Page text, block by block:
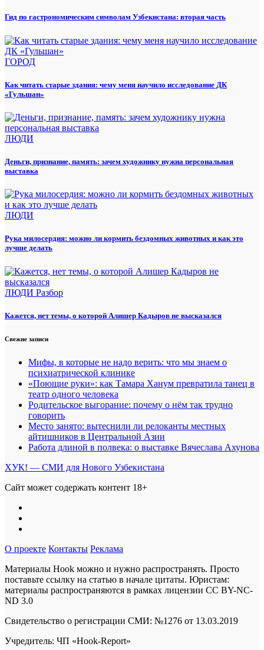
Гид по гастрономическим символам Узбекистана: вторая часть
ГОРОД
Как читать старые здания: чему меня научило исследование ДК
«Гульшан»
ЛЮДИ
Деньги, признание, память: зачем художнику нужна персональная
выставка
ЛЮДИ
Рука милосердия: можно ли кормить бездомных животных и как это
лучше делать
ЛЮДИ Разбор
Кажется, нет темы, о которой Алишер Кадыров не высказался
Свежие записи
Мифы, в которые не надо верить: что мы знаем о
психиатрической клинике
«Поющие руки»: как Тамара Ханум превратила танец в
театр одного человека
Родительское выгорание: почему о нём так трудно
говорить
Место занято: вытеснили ли релоканты местных
айтишников в Центральной Азии
Работа длиной в полвека: о выставке Вячеслава Ахунова
ХУК! — СМИ для Нового Узбекистана
Сайт может содержать контент 18+
О проекте Контакты Реклама
Материалы Hook можно и нужно распространять. Просто
поставьте ссылку на статью в начале цитаты. Юристам:
материалы распространяются в рамках лицензии CC BY-NC-
ND 3.0
Свидетельство о регистрации СМИ: №1276 от 13.03.2019
Учредитель: ЧП «Hook-Report»